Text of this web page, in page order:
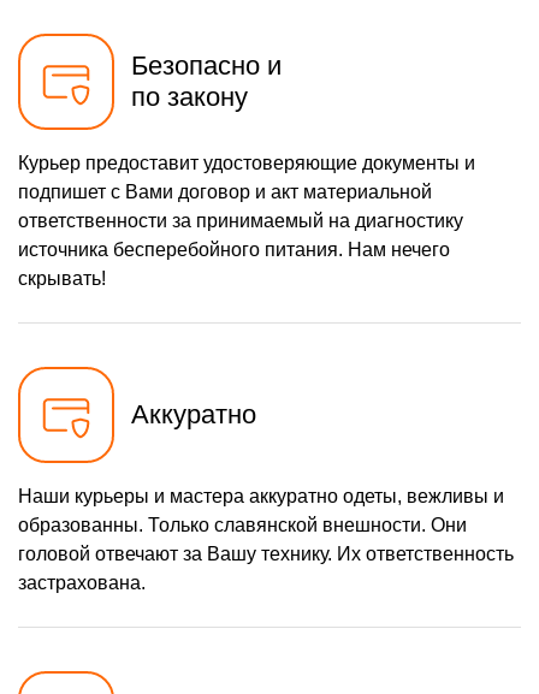
Безопасно и
по закону
Курьер предоставит удостоверяющие документы и
подпишет с Вами договор и акт материальной
ответственности за принимаемый на диагностику
источника бесперебойного питания. Нам нечего
скрывать!
Аккуратно
Наши курьеры и мастера аккуратно одеты, вежливы и
образованны. Только славянской внешности. Они
головой отвечают за Вашу технику. Их ответственность
застрахована.